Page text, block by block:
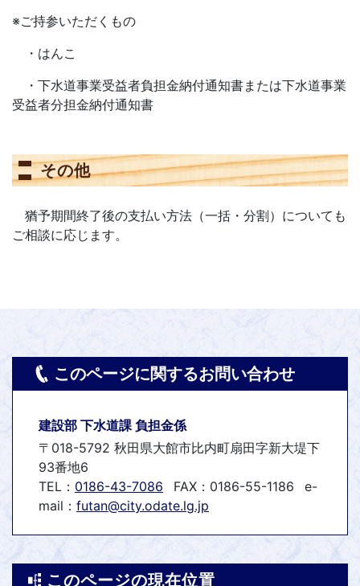
※ご持参いただくもの
・はんこ
・下水道事業受益者負担金納付通知書または下水道事業
受益者分担金納付通知書
その他
猶予期間終了後の支払い方法（一括・分割）についても
ご相談に応じます。
このページに関するお問い合わせ
建設部 下水道課 負担金係
〒018-5792 秋田県大館市比内町扇田字新大堤下
93番地6
TEL： 0186-43-7086 FAX：0186-55-1186
e-
mail： futan@city.odate.lg.jp
このページの現在位置